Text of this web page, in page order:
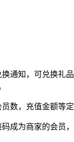
通知，可兑换
数，充值金额等定
成为商家的会员